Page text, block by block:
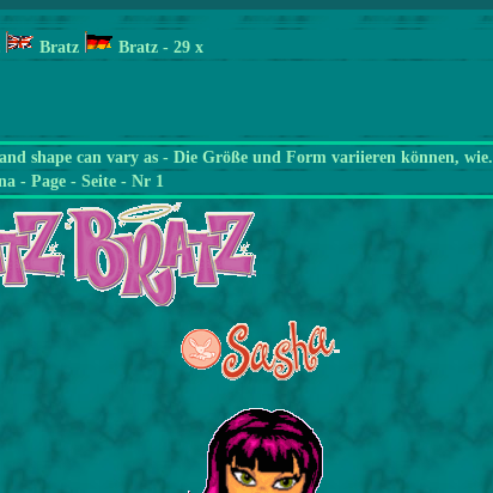
Bratz Bratz - 29 x
shape can vary as - Die Größe und Form variieren können, wie.
- Page - Seite - Nr 1